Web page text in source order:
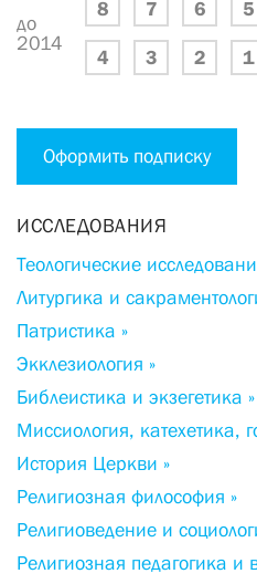
до
2014
8 7 6 5
4 3 2 1
Оформить подписку
ИССЛЕДОВАНИЯ
Теологические
Литургика и
Патристика »
Экклезиология »
Библеистика и экзегетика »
Миссиология, катехетика,
История Церкви »
Религиозная философия »
Религиоведение и
Религиозная педагогика и